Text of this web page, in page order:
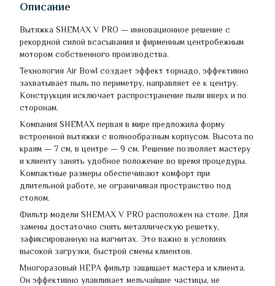
Описание
Вытяжка SHEMAX V PRO — инновационное решение с
рекордной силой всасывания и фирменным центробежным
мотором собственного производства.
Технология Air Bowl создает эффект торнадо, эффективно
захватывает пыль по периметру, направляет ее к центру.
Конструкция исключает распространение пыли вверх и по
сторонам.
Компания SHEMAX первая в мире предложила форму
встроенной вытяжки с волнообразным корпусом. Высота по
краям — 7 см, в центре — 9 см. Решение позволяет мастеру
и клиенту занять удобное положение во время процедуры.
Компактные размеры обеспечивают комфорт при
длительной работе, не ограничивая пространство под
столом.
Фильтр модели SHEMAX V PRO расположен на столе. Для
замены достаточно снять металлическую решетку,
зафиксированную на магнитах. Это важно в условиях
высокой загрузки, быстрой смены клиентов.
Многоразовый HEPA фильтр защищает мастера и клиента.
Он эффективно улавливает мельчайшие частицы, не